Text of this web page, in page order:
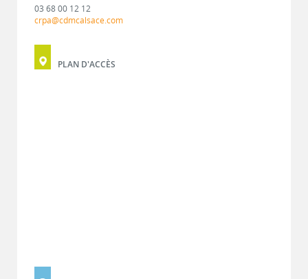
03 68 00 12 12
crpa@cdmcalsace.com
PLAN D'ACCÈS